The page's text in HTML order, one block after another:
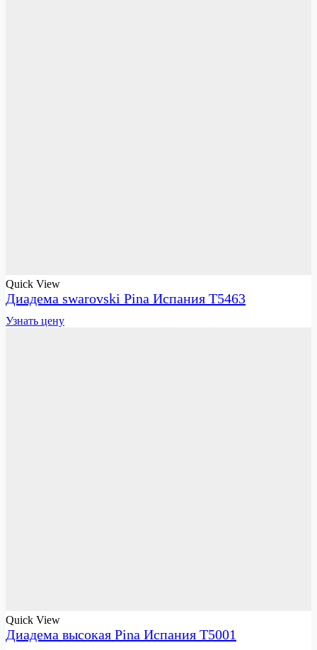
Quick View
Диадема swarovski Pina Испания T5463
Узнать цену
Quick View
Диадема высокая Pina Испания T5001